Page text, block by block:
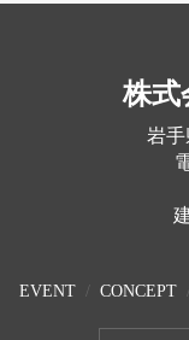
株式
岩手
EVENT CONCEPT